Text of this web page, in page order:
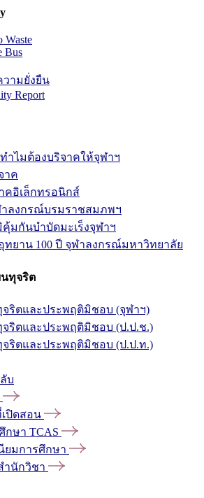
Waste
Bus
วามยั่งยืน
Report
ำไมต้องบริจาคให้จุฬาฯ
าค
คอิเล็กทรอนิกส์
ลงกรณ์บรมราชสมภพฯ
มกันบำบัดมะเร็งจุฬาฯ
ทยาน 100 ปี จุฬาลงกรณ์มหาวิทยาลัย
นทุจริต
จริตและประพฤติมิชอบ (จุฬาฯ)
จริตและประพฤติมิชอบ (ป.ป.ช.)
จริตและประพฤติมิชอบ (ป.ป.ท.)
บ
ปิดสอน
กษา TCAS
ยมการศึกษา
นักวิชา